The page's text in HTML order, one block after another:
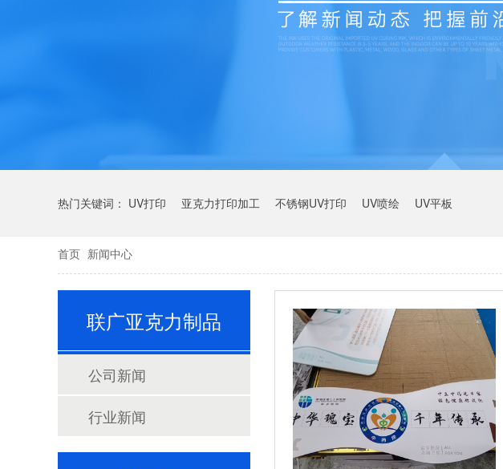
热门关键词： UV打印 亚克力打印加工 不锈钢UV打印 UV喷绘 UV平板
首页 新闻中心
联广亚克力制品
公司新闻
行业新闻